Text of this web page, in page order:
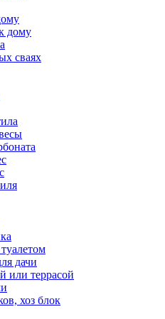
дому
сваях
дачи
или террасой
хоз блок